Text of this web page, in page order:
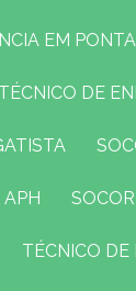
EM
TÉCNICO DE
APH
TÉCNICO